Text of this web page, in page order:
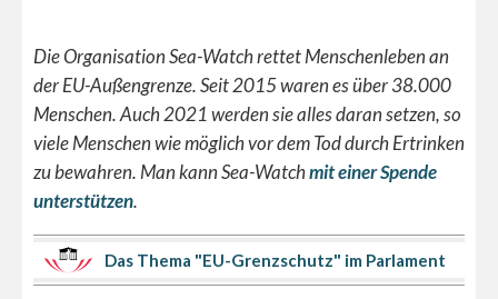
Die Organisation Sea-Watch rettet Menschenleben an
der EU-Außengrenze. Seit 2015 waren es über 38.000
Menschen. Auch 2021 werden sie alles daran setzen, so
viele Menschen wie möglich vor dem Tod durch Ertrinken
zu bewahren. Man kann Sea-Watchmit einer Spende
unterstützen.
Das Thema "EU-Grenzschutz" im Parlament